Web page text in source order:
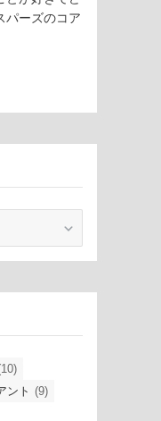
パーズのコア
ント (9)